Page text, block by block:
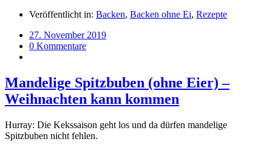
Veröffentlicht in: Backen, Backen ohne Ei, Rezepte
27. November 2019
0 Kommentare
Mandelige Spitzbuben (ohne Eier) –
Weihnachten kann kommen
Hurray: Die Kekssaison geht los und da dürfen mandelige
Spitzbuben nicht fehlen.